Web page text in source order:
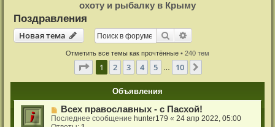
с
т
р
а
ц
охоту и рыбалку в Крыму
Поздравления
Новая тема
Новаятема Поиск
Отметить все темы как прочтённые • 240 тем
Страница из 10
1 2 3 4 5 10
Объявления
Всех православных - с Пасхой!
Последнее сообщение hunter179 «24 апр 2022, 05:00